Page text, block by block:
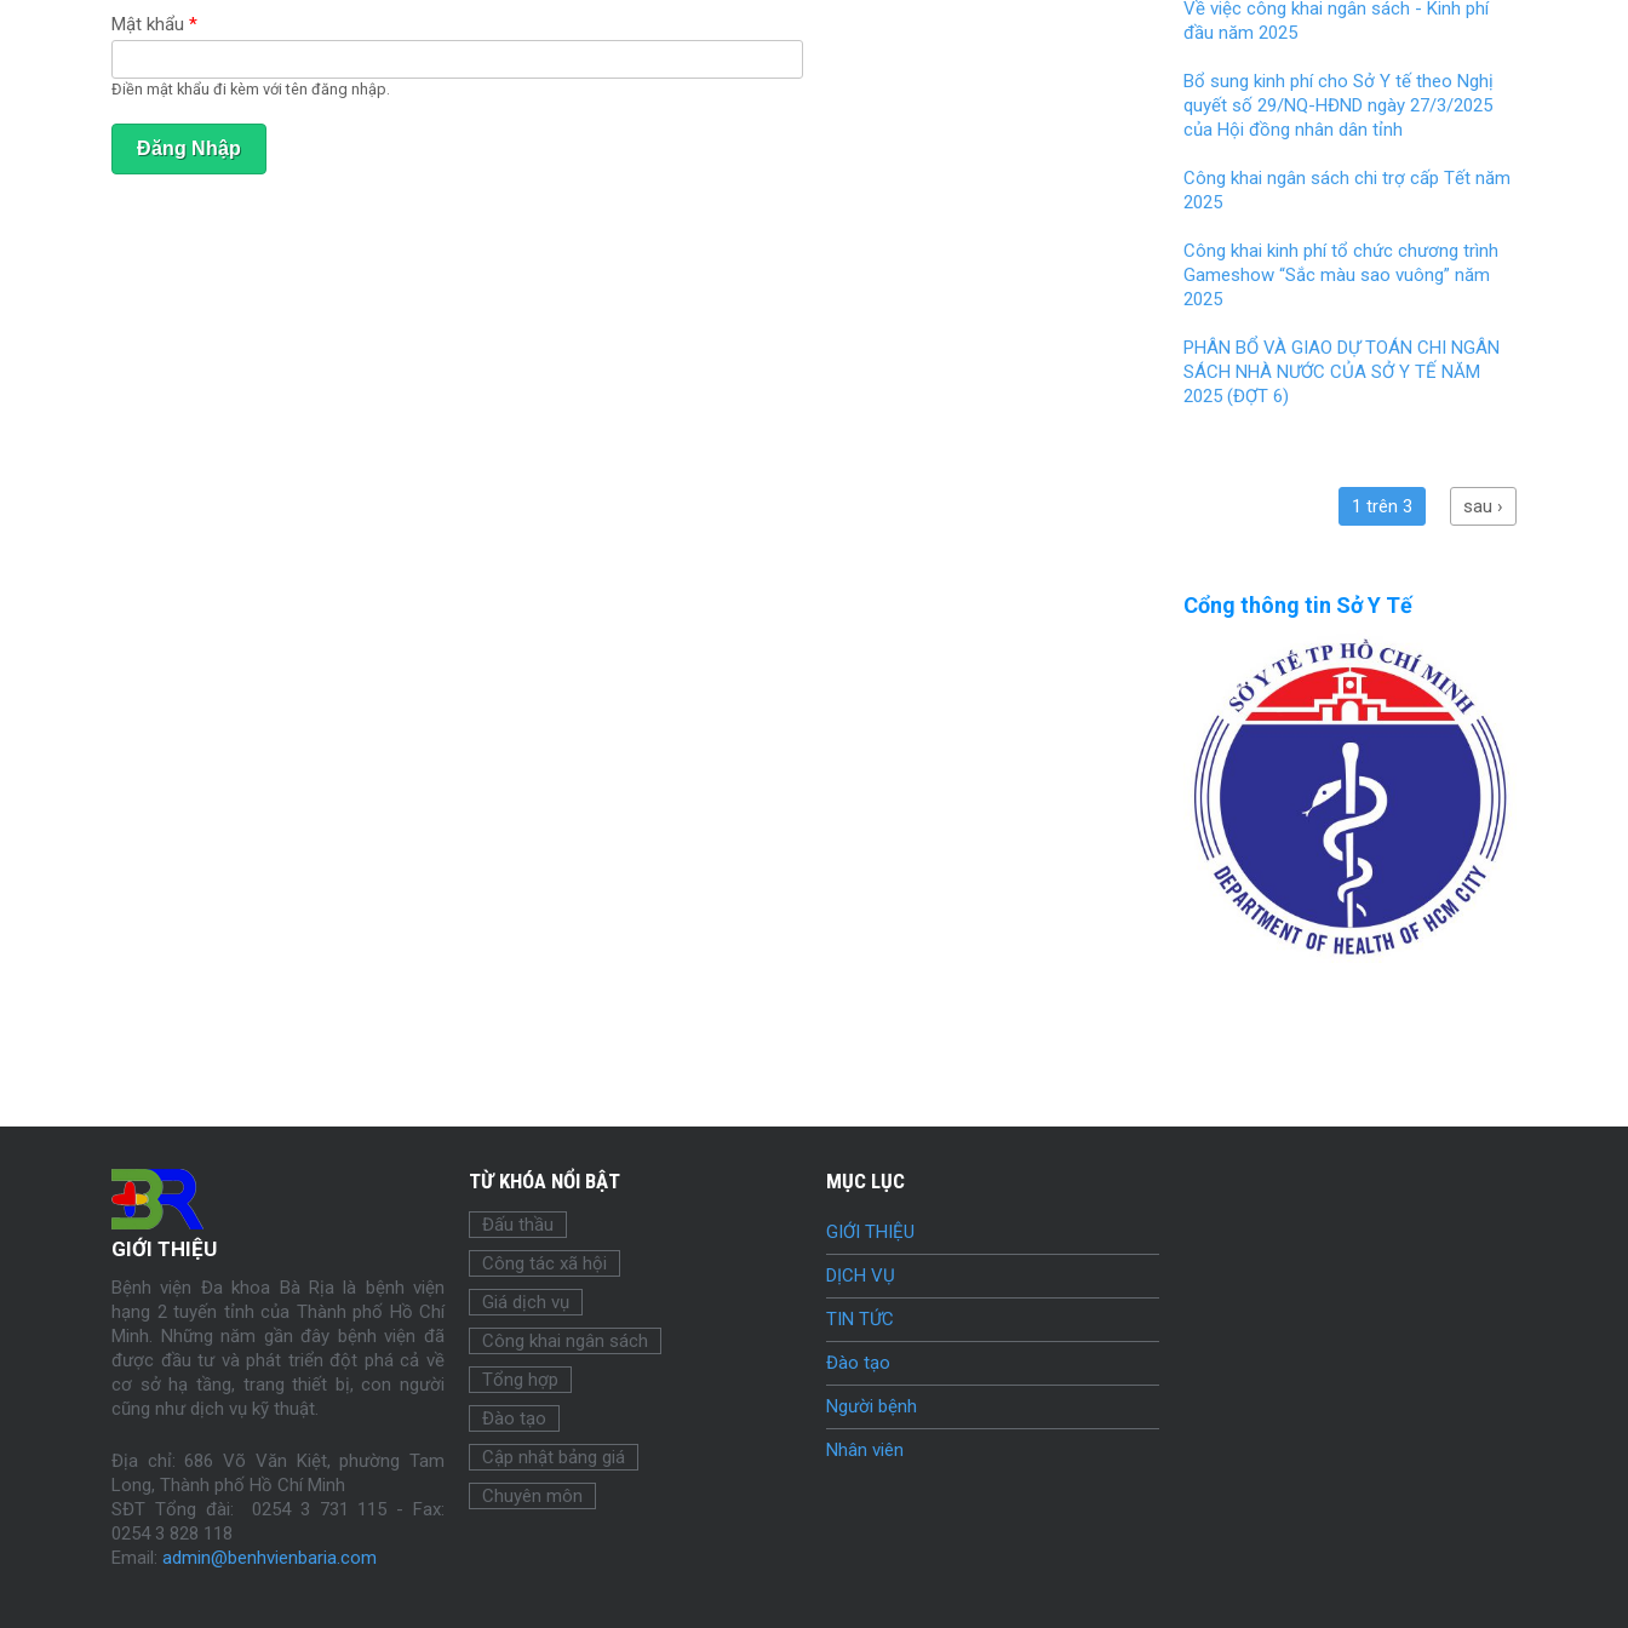
đ
n
)
Mật khẩu *
Điền mật khẩu đi kèm với tên đăng nhập.
o
o
k
t
Về việc công khai ngân sách - Kinh phí
đầu năm 2025
Bổ sung kinh phí cho Sở Y tế theo Nghị
quyết số 29/NQ-HĐND ngày 27/3/2025
của Hội đồng nhân dân tỉnh
Công khai ngân sách chi trợ cấp Tết năm
2025
Công khai kinh phí tổ chức chương trình
Gameshow “Sắc màu sao vuông” năm
2025
PHÂN BỔ VÀ GIAO DỰ TOÁN CHI NGÂN
SÁCH NHÀ NƯỚC CỦA SỞ Y TẾ NĂM
2025 (ĐỢT 6)
1 trên 3 sau ›
Cổng thông tin Sở Y Tế
GIỚI THIỆU
Bệnh viện Đa khoa Bà Rịa là bệnh viện
hạng 2 tuyến tỉnh của Thành phố Hồ Chí
Minh. Những năm gần đây bệnh viện đã
được đầu tư và phát triển đột phá cả về
cơ sở hạ tầng, trang thiết bị, con người
cũng như dịch vụ kỹ thuật.
Địa chỉ: 686 Võ Văn Kiệt, phường Tam
Long, Thành phố Hồ Chí Minh
SĐT Tổng đài: 0254 3 731 115 - Fax:
0254 3 828 118
Email: admin@benhvienbaria.com
TỪ KHÓA NỔI BẬT
Đấu thầu
Công tác xã hội
Giá dịch vụ
Công khai ngân sách
Tổng hợp
Đào tạo
Cập nhật bảng giá
Chuyên môn
MỤC LỤC
GIỚI THIỆU
DỊCH VỤ
TIN TỨC
Đào tạo
Người bệnh
Nhân viên